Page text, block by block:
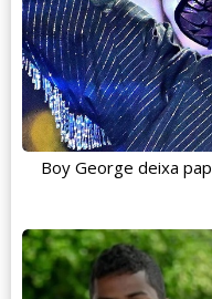
Boy George deixa